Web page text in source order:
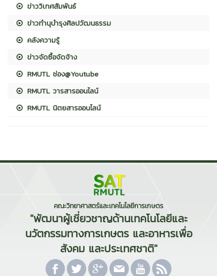
ข่าววิเทศสัมพันธ์
ข่าวทำนุบำรุงศิลปวัฒนธรรม
คลังความรู้
ข่าวจัดซื้อจัดจ้าง
RMUTL ช่อง@Youtube
RMUTL วารสารออนไลน์
RMUTL นิตยสารออนไลน์
คณะวิทยาศาสตร์และเทคโนโลยีการเกษตร
"พัฒนาผู้เชี่ยวชาญด้านเทคโนโลยีและ
นวัตกรรมทางการเกษตร และอาหารเพื่อ
สังคม และประเทศชาติ"